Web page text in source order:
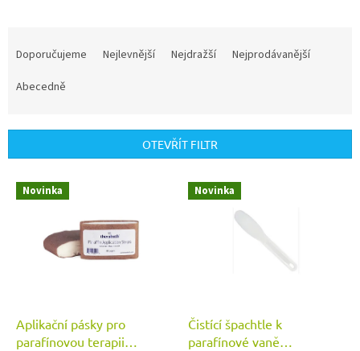
r
o
d
Doporučujeme Nejlevnější Nejdražší
Nejprodávanější
Abecedně
OTEVŘÍT FILTR
V
d
Novinka
Aplikační pásky pro
parafínovou terapii
Novinka
Čistící špachtle k
parafínové vaně